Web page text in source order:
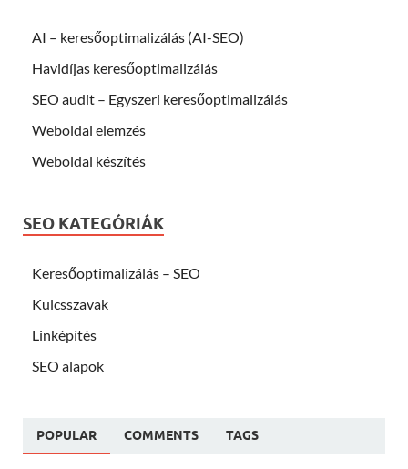
AI – keresőoptimalizálás (AI-SEO)
Havidíjas keresőoptimalizálás
SEO audit – Egyszeri keresőoptimalizálás
Weboldal elemzés
Weboldal készítés
SEO KATEGÓRIÁK
Keresőoptimalizálás – SEO
Kulcsszavak
Linképítés
SEO alapok
POPULAR COMMENTS TAGS